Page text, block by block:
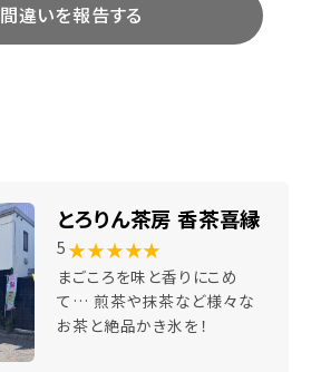
間違いを報告する
とろりん茶房 香茶喜縁
5 ★★★★★
まごころを味と香りにこめ
て… 煎茶や抹茶など様々な
お茶と絶品かき氷を！